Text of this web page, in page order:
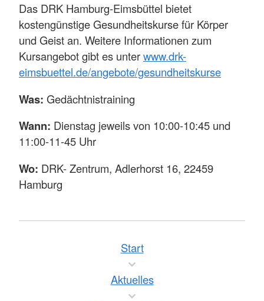
Das DRK Hamburg-Eimsbüttel bietet
kostengünstige Gesundheitskurse für Körper
und Geist an. Weitere Informationen zum
Kursangebot gibt es unterwww.drk-
eimsbuettel.de/angebote/gesundheitskurse
Was: Gedächtnistraining
Wann: Dienstag jeweils von 10:00-10:45 und
11:00-11-45 Uhr
Wo: DRK- Zentrum, Adlerhorst 16, 22459
Hamburg
Start
Aktuelles